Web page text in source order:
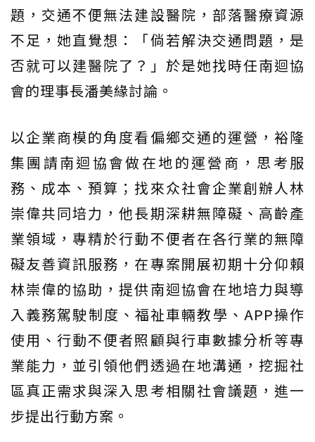
題，交通不便無法建設醫院，部落醫療資源
不足，她直覺想：「倘若解決交通問題，是
否就可以建醫院了？」於是她找時任南迴協
會的理事長潘美緣討論。
以企業商模的角度看偏鄉交通的運營，裕隆
集團請南迴協會做在地的運營商，思考服
務、成本、預算；找來众社會企業創辦人林
崇偉共同培力，他長期深耕無障礙、高齡產
業領域，專精於行動不便者在各行業的無障
礙友善資訊服務，在專案開展初期十分仰賴
林崇偉的協助，提供南迴協會在地培力與導
入義務駕駛制度、福祉車輛教學、APP操作
使用、行動不便者照顧與行車數據分析等專
業能力，並引領他們透過在地溝通，挖掘社
區真正需求與深入思考相關社會議題，進一
步提出行動方案。